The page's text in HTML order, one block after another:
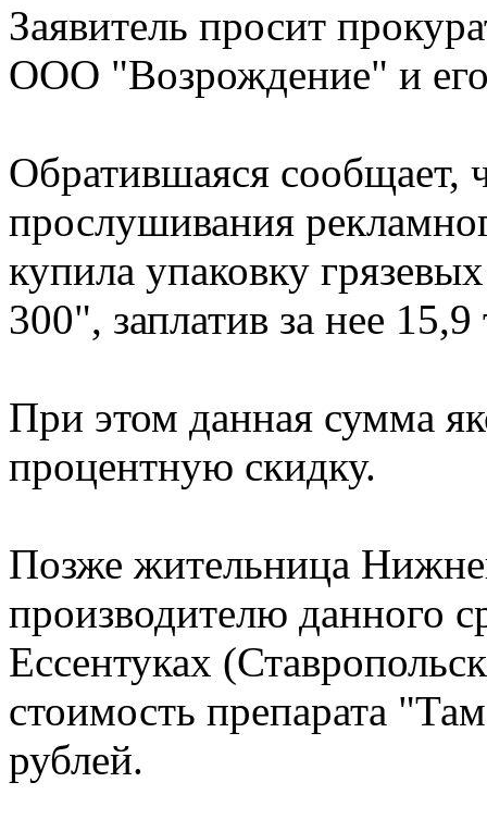
Заявитель просит
ООО "Возрождение" и
Обратившаяся сообщает,
прослушивания
купила упаковку
300", заплатив за нее
При этом данная сумма
процентную скидку.
Позже жительница
производителю данного
Ессентуках
стоимость препарата
рублей.